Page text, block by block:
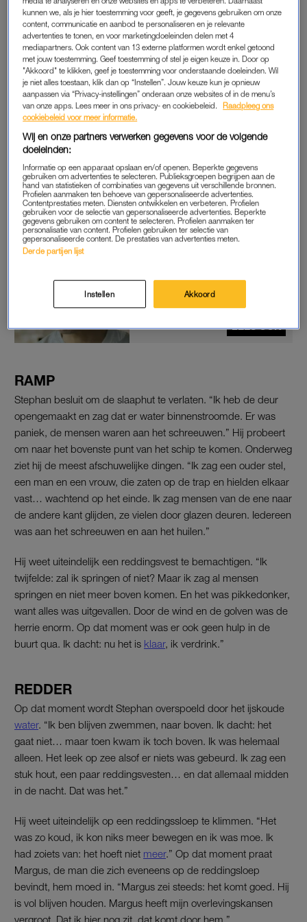
Nederlandse chauffeurs. Maar die rit niet. Eentje had pech, de
ander was hem gaan helpen. Een kameraad van mij had
vakantie. Dit keer waren wij, Tom en ik, met zijn tweeën, de
enige Nederlandse chauffeurs. Het was een standaardrit, niets
bijzonders.”
’s Nachts slaat hetnoodlottoe: de Estonia komt in een storm
terecht. “Het weer was ontzettend slecht. Alles viel van tafel.
Het was geen normale storm. De schilderijen gingen op en
open zee, hoe erger het werd. Ik zat samen met Tom in een
hut. Ik lag in een stapelbed, maar op een gegeven moment lag
ik op de grond. Ik had zoiets van: dit gaat niet goed. Dit is foute
boel.”
‘Redding na de Ramp’ terug op
vuurwerkramp: 'Denk dat ik
zo’n tien meter door de lucht
LEES OOK
RAMP
Stephan besluit om de slaaphut te verlaten. “Ik heb de deur
opengemaakt en zag dat er water binnenstroomde. Er was
paniek, de mensen waren aan het schreeuwen.” Hij probeert
om naar het bovenste punt van het schip te komen. Onderweg
ziet hij de meest afschuwelijke dingen. “Ik zag een ouder stel,
een man en een vrouw, die zaten op de trap en hielden elkaar
vast… wachtend op het einde. Ik zag mensen van de ene naar
de andere kant glijden, ze vielen door glazen deuren. Iedereen
was aan het schreeuwen en aan het huilen.”
Hij weet uiteindelijk een reddingsvest te bemachtigen. “Ik
twijfelde: zal ik springen of niet? Maar ik zag al mensen
springen en niet meer boven komen. En het was pikkedonker,
want alles was uitgevallen. Door de wind en de golven was de
herrie enorm. Op dat moment was er ook geen hulp in de
buurt qua. Ik dacht: nu het is klaar, ik verdrink.”
REDDER
Op dat moment wordt Stephan overspoeld door het ijskoude
water. “Ik ben blijven zwemmen, naar boven. Ik dacht: het
gaat niet… maar toen kwam ik toch boven. Ik was helemaal
alleen. Het leek op zee alsof er niets was gebeurd. Ik zag een
stuk hout, een paar reddingsvesten… en dat allemaal midden
in de nacht. Dat was het.”
Hij weet uiteindelijk op een reddingssloep te klimmen. “Het
was zo koud, ik kon niks meer bewegen en ik was moe. Ik
had zoiets van: het hoeft niet meer.” Op dat moment praat
Margus, de man die zich eveneens op de reddingsloep
bevindt, hem moed in. “Margus zei steeds: het komt goed. Hij
is vol blijven houden. Margus heeft mijn overlevingskansen
vergroot. Dat ik hier nog zit, dat komt door hem.”
kunnen we, als je hier toestemming voor geeft, je gegevens gebruiken om onze
content, communicatie en aanbod te personaliseren en je relevante
advertenties te tonen, en voor marketingdoeleinden delen met 4
mediapartners. Ook content van 13 externe platformen wordt enkel getoond
met jouw toestemming. Geef toestemming of stel je eigen keuze in. Door op
"Akkoord" te klikken, geef je toestemming voor onderstaande doeleinden. Wil
je niet alles toestaan, klik dan op “Instellen”. Jouw keuze kun je opnieuw
aanpassen via “Privacy-instellingen” onderaan onze websites of in de menu’s
van onze apps. Lees meer in ons privacy- en cookiebeleid.
Raadpleeg ons
cookiebeleid voor meer informatie.
Wij en onze partners verwerken gegevens voor de volgende
doeleinden:
Informatie op een apparaat opslaan en/of openen. Beperkte gegevens
gebruiken om advertenties te selecteren. Publieksgroepen begrijpen aan de
hand van statistieken of combinaties van gegevens uit verschillende bronnen.
Profielen aanmaken ten behoeve van gepersonaliseerde advertenties.
Contentprestaties meten. Diensten ontwikkelen en verbeteren. Profielen
gebruiken voor de selectie van gepersonaliseerde advertenties. Beperkte
gegevens gebruiken om content te selecteren. Profielen aanmaken ter
personalisatie van content. Profielen gebruiken ter selectie van
gepersonaliseerde content. De prestaties van advertenties meten.
Derde partijen lijst
Instellen Akkoord